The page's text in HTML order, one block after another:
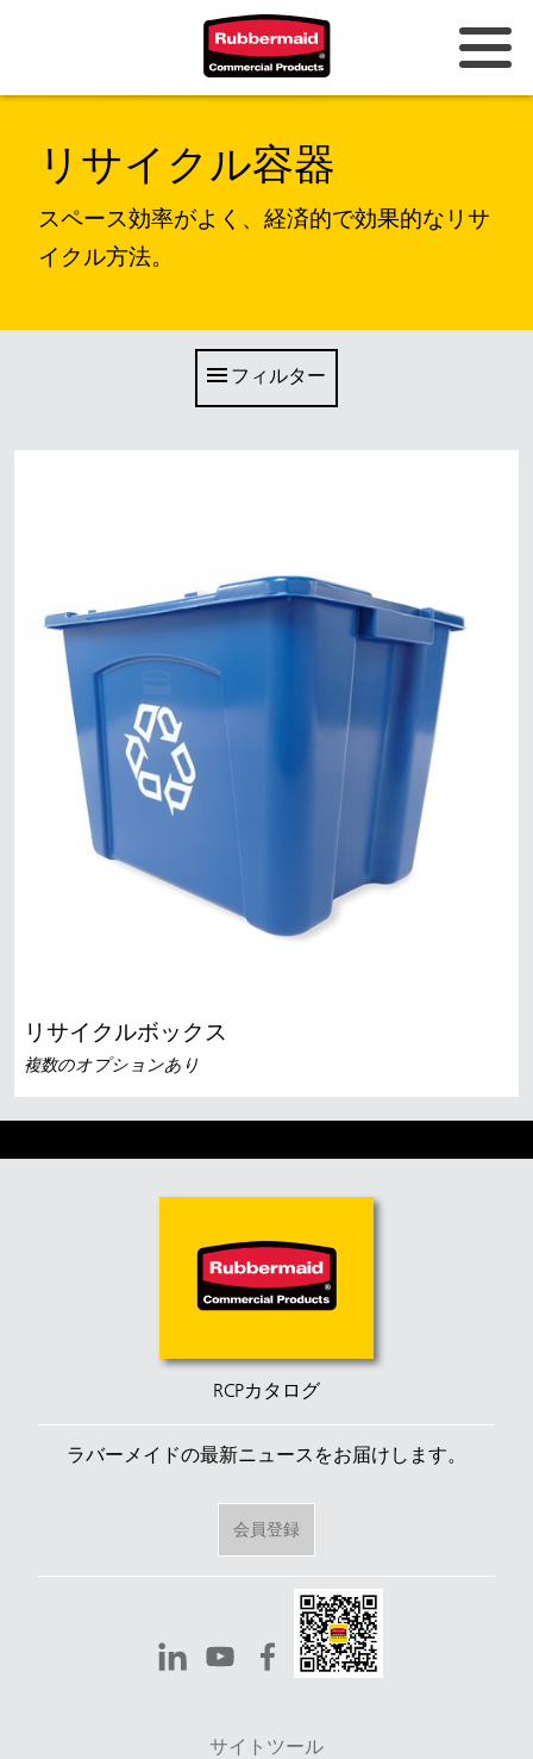
ド
中国（CN）
香港
フィリピン
マレーシア
インドネシア
台湾（中国語）
リサイクル容器
スペース効率がよく、経済的で効果的なリサ
イクル方法。
フィルター
リサイクルボックス
複数のオプションあり
RCPカタログ
ラバーメイドの最新ニュースをお届けします。
会員登録
サイトツール